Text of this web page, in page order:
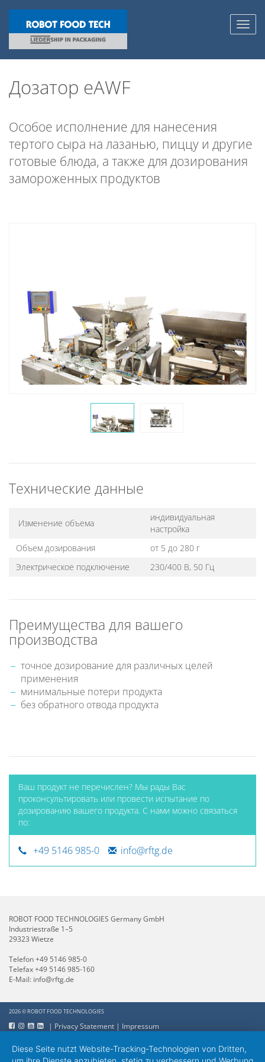
Дозатор eAWF
Особое исполнение для нанесения
тертого сыра на лазанью, пиццу и другие
готовые блюда, а также для дозирования
замороженных продуктов
Технические данные
Изменение объема
индивидуальная
настройка
Объем дозирования
от 5 до 280 г
Электрическое подключение
230/400 В, 50 Гц
Преимущества для вашего
производства
точное дозирование для различных целей
применения
минимальные потери продукта
без обратного отвода продукта
Ваш продукт не перечислен? Мы рады Вас
проконсультировать или провести испытание по
дозированию вашего продукта. С нами можно связаться
по:
+49 5146 985-0 info@rftg.de
ROBOT FOOD TECHNOLOGIES Germany GmbH
Industriestraße 1–5
29323 Wietze
Telefon+49 5146 985-0
Telefax +49 5146 985-160
E-Mail: info@rftg.de
2026 © ROBOT FOOD TECHNOLOGIES
| Privacy Statement | Impressum
Diese Seite nutzt Website-Tracking-Technologien von Dritten,